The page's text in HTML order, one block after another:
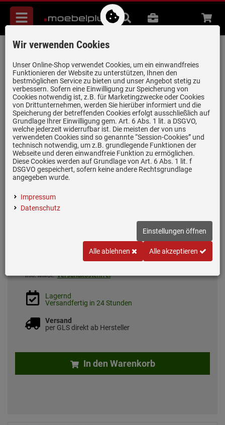
Menü
Suche
B2B Beratung
Häfele Spannrahmen für Eimer 9/13/14
Liter - 501.90.451
Artikel-Nummer:19980470 | Herstellernummer: 501.90.451 |
EAN:4066236545087
Material: Kunststoff
€
inkl. MwSt. versandkostenfrei
Lagernd
Versandfertig in 24 Stunden
Versand
per GLS direkt ab Hersteller
In den Warenkorb
Wir verwenden Cookies
Unser Online-Shop verwendet Cookies, um ein einwandfreies
Funktionieren der Website zu unterstützen, Ihnen den
bestmöglichen Service zu bieten und unser Angebot stetig zu
verbessern. Sofern eine Einwilligung zur Speicherung von
Cookies notwendig ist, z.B. für Marketingzwecke oder Cookies
von Drittunternehmen, werden Sie hierüber informiert und die
Speicherung der betreffenden Cookies erfolgt ausschließlich auf
Grundlage Ihrer Einwilligung gem. Art. 6 Abs. 1 lit. a DSGVO,
welche jederzeit widerrufbar ist. Die meisten der von uns
verwendeten Cookies sind so genannte “Session-Cookies” und
technisch notwendig, um z.B. grundlegende Funktionen der
Webseite und deren einwandfreie Funktion zu ermöglichen.
Diese Cookies werden auf Grundlage von Art. 6 Abs. 1 lit. f
DSGVO gespeichert, sofern keine andere Rechtsgrundlage
angegeben wurde.
Impressum
Datenschutz
Einstellungen öffnen
Alle ablehnen Alle akzeptieren